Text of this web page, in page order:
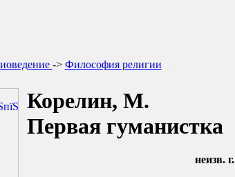
-> Философия религии
Корелин, М.
Первая гуманистка
неизв. г.